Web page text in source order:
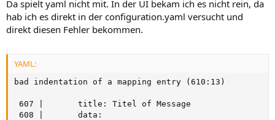
Da spielt yaml nicht mit. In der UI bekam ich es nicht rein, da
hab ich es direkt in der configuration.yaml versucht und
direkt diesen Fehler bekommen.
YAML:
bad indentation of a mapping entry (610 : 13)
607
       title
:
Titel of Message
608
       data
: